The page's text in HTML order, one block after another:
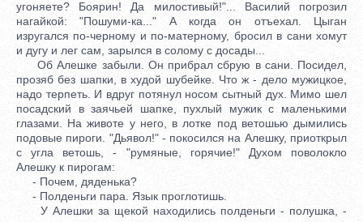
угоняете? Боярин! Да милостивый!"... Василий погрозил
нагайкой: "Пошуми-ка..." А когда он отъехал. Цыган
изругался по-черному и по-матерному, бросил в сани хомут
и дугу и лег сам, зарылся в солому с досады...
Об Алешке забыли. Он прибрал сбрую в сани. Посидел,
прозяб без шапки, в худой шубейке. Что ж - дело мужицкое,
надо терпеть. И вдруг потянул носом сытный дух. Мимо шел
посадский в заячьей шапке, пухлый мужик с маленькими
глазами. На животе у него, в лотке под ветошью дымились
подовые пироги. "Дьявол!" - покосился на Алешку, приоткрыл
с угла ветошь, - "румяные, горячие!" Духом поволокло
Алешку к пирогам:
- Почем, дяденька?
- Полденьги пара. Язык проглотишь.
У Алешки за щекой находились полденьги - полушка, -